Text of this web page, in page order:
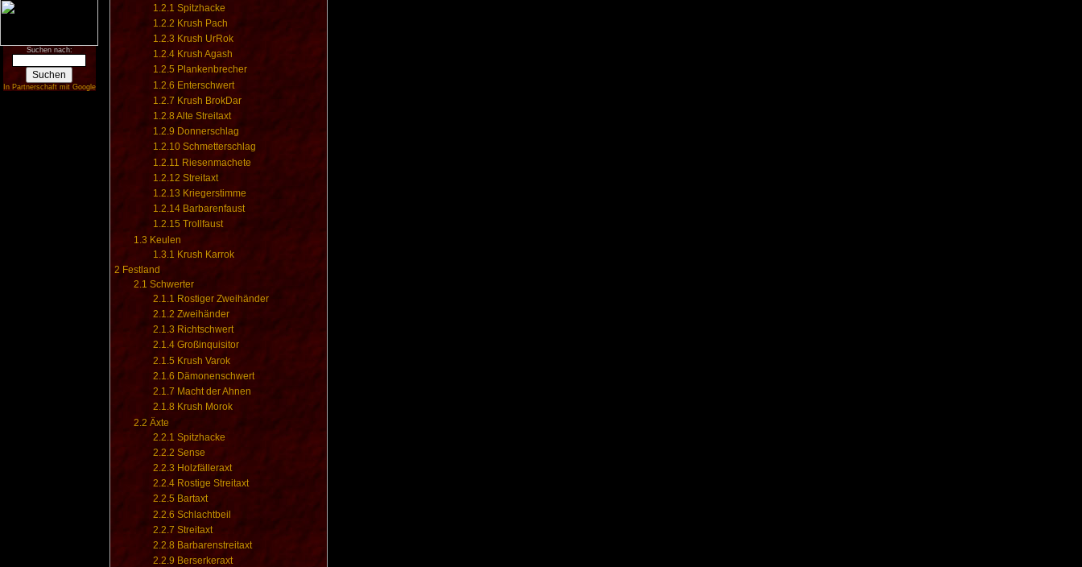
Suchen nach:
In Partnerschaft mit Google
1.2.1 Spitzhacke
1.2.2 Krush Pach
1.2.3 Krush UrRok
1.2.4 Krush Agash
1.2.5 Plankenbrecher
1.2.6 Enterschwert
1.2.7 Krush BrokDar
1.2.8 Alte Streitaxt
1.2.9 Donnerschlag
1.2.10 Schmetterschlag
1.2.11 Riesenmachete
1.2.12 Streitaxt
1.2.13 Kriegerstimme
1.2.14 Barbarenfaust
1.2.15 Trollfaust
1.3 Keulen
1.3.1 Krush Karrok
2 Festland
2.1 Schwerter
2.1.1 Rostiger Zweihänder
2.1.2 Zweihänder
2.1.3 Richtschwert
2.1.4 Großinquisitor
2.1.5 Krush Varok
2.1.6 Dämonenschwert
2.1.7 Macht der Ahnen
2.1.8 Krush Morok
2.2 Äxte
2.2.1 Spitzhacke
2.2.2 Sense
2.2.3 Holzfälleraxt
2.2.4 Rostige Streitaxt
2.2.5 Bartaxt
2.2.6 Schlachtbeil
2.2.7 Streitaxt
2.2.8 Barbarenstreitaxt
2.2.9 Berserkeraxt